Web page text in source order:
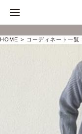
HOME コーディネート一覧